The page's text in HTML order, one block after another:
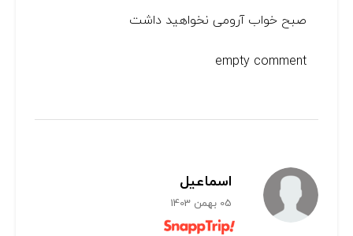
صبح خواب آرومی نخواهید داشت
empty comment
اسماعیل
05 بهمن 1403